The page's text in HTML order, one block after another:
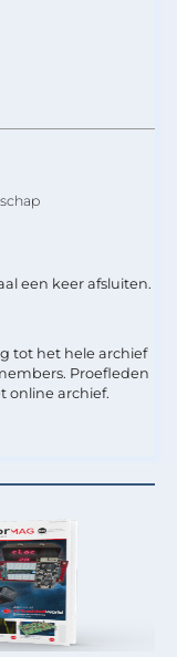
een keer afsluiten.
tot het hele archief
Proefleden
online archief.